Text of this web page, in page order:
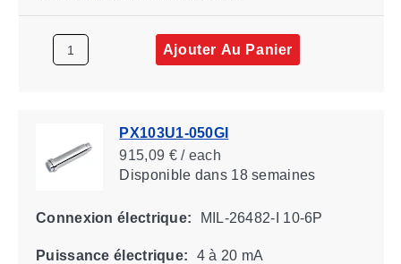
Ajouter Au Panier
PX103U1-050GI
915,09 € / each
Disponibledans 18 semaines
Connexion électrique: MIL-26482-I 10-6P
Puissance électrique: 4 à 20 mA